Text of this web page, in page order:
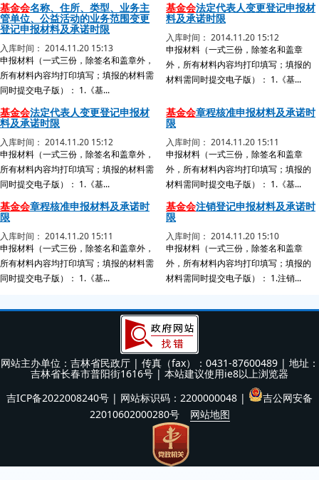
基金会名称、住所、类型、业务主
管单位、公益活动的业务范围变更
登记申报材料及承诺时限
入库时间： 2014.11.20 15:13
申报材料（一式三份，除签名和盖章外，
所有材料内容均打印填写；填报的材料需
同时提交电子版）： 1.《基...
基金会法定代表人变更登记申报材
料及承诺时限
入库时间： 2014.11.20 15:12
申报材料（一式三份，除签名和盖章
外，所有材料内容均打印填写；填报的
材料需同时提交电子版）： 1.《基...
基金会法定代表人变更登记申报材
料及承诺时限
入库时间： 2014.11.20 15:12
申报材料（一式三份，除签名和盖章外，
所有材料内容均打印填写；填报的材料需
同时提交电子版）： 1.《基...
基金会章程核准申报材料及承诺时
限
入库时间： 2014.11.20 15:11
申报材料（一式三份，除签名和盖章
外，所有材料内容均打印填写；填报的
材料需同时提交电子版）： 1.《基...
基金会章程核准申报材料及承诺时
限
入库时间： 2014.11.20 15:11
申报材料（一式三份，除签名和盖章外，
所有材料内容均打印填写；填报的材料需
同时提交电子版）： 1.《基...
基金会注销登记申报材料及承诺时
限
入库时间： 2014.11.20 15:10
申报材料（一式三份，除签名和盖章
外，所有材料内容均打印填写；填报的
材料需同时提交电子版）： 1.注销...